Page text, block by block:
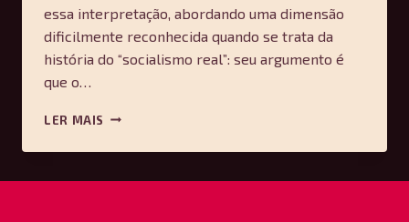
essa interpretação, abordando uma dimensão
dificilmente reconhecida quando se trata da
história do “socialismo real”: seu argumento é
que o…
LER MAIS O
QUE